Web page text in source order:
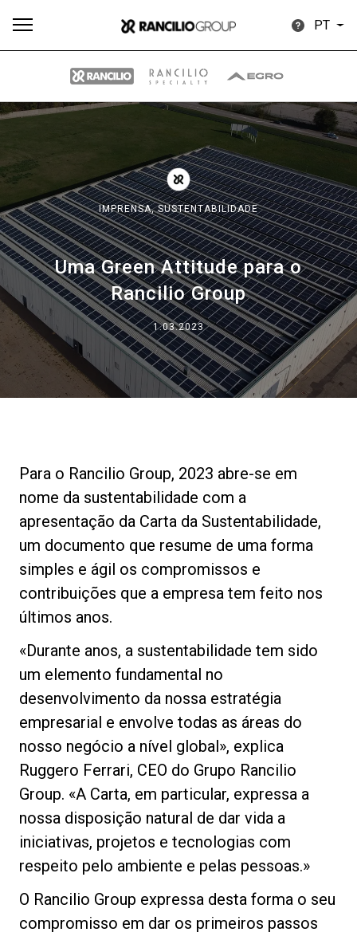
PT
IMPRENSA,SUSTENTABILIDADE
Uma Green Attitude para o
Rancilio Group
1.03.2023
Para o Rancilio Group, 2023 abre-se em
nome da sustentabilidade com a
apresentação da Carta da Sustentabilidade,
um documento que resume de uma forma
simples e ágil os compromissos e
contribuições que a empresa tem feito nos
últimos anos.
«Durante anos, a sustentabilidade tem sido
um elemento fundamental no
desenvolvimento da nossa estratégia
empresarial e envolve todas as áreas do
nosso negócio a nível global», explica
Ruggero Ferrari, CEO do Grupo Rancilio
Group. «A Carta, em particular, expressa a
nossa disposição natural de dar vida a
iniciativas, projetos e tecnologias com
respeito pelo ambiente e pelas pessoas.»
O Rancilio Group expressa desta forma o seu
compromisso em dar os primeiros passos
Notícias
Our brands
Group
Notícias
Nossos laboratórios
Sustentabilidade
Connect
Contacte-nos
Política de Privacidade